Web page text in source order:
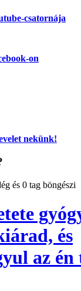
csatornája
on
nekünk!
és 0 tag böngészi
és
az én